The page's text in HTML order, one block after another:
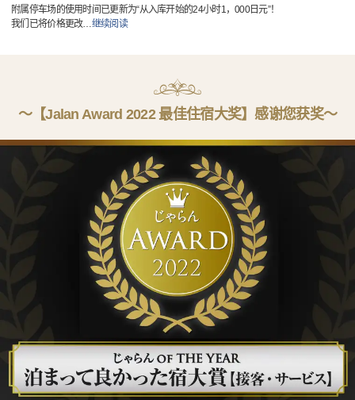
附属停车场的使用时间已更新为“从入库开始的24小时1，000日元”！
我们已将价格更改…继续阅读
〜【Jalan Award 2022 最佳住宿大奖】感谢您获奖〜